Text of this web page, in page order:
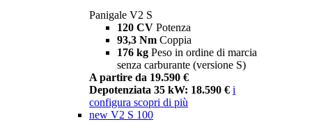
Panigale V2 S
120 CV Potenza
93,3 Nm Coppia
176 kg Peso in ordine di marcia
senza carburante (versione S)
A partire da 19.590 €
Depotenziata 35 kW: 18.590 € i
configura scopri di più
new V2 S 100